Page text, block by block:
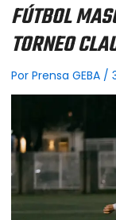
FÚTBOL
TORNEO
Por Prensa GEBA /